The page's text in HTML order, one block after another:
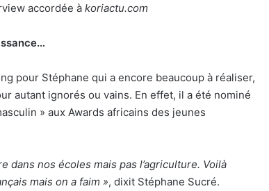
accordée à koriactu.com
pour Stéphane qui a encore beaucoup à réaliser,
autant ignorés ou vains. En effet, il a été nominé
» aux Awards africains des jeunes
dans nos écoles mais pas l’agriculture. Voilà
mais on a faim », dixit Stéphane Sucré.